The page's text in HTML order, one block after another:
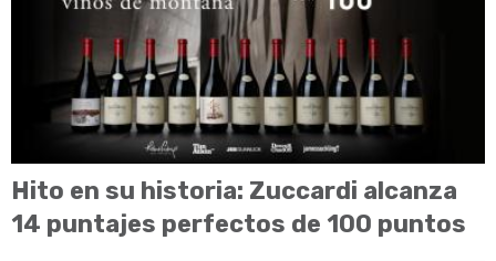
Hito en su historia: Zuccardi alcanza
14 puntajes perfectos de 100 puntos